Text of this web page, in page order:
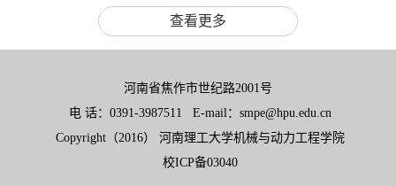
查看更多
河南省焦作市世纪路2001号
电 话：0391-3987511 E-mail：smpe@hpu.edu.cn
Copyright（2016） 河南理工大学机械与动力工程学院
校ICP备03040